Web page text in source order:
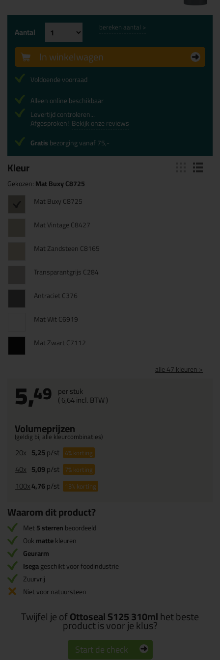
Kleur
Gekozen:Mat Buxy C8725
Mat Buxy C8725
Mat Vintage C8427
Mat Zandsteen C8165
Transparantgrijs C284
Antraciet C376
Mat Wit C6919
Mat Zwart C7112
alle 47 kleuren >
5,49 per stuk
(6,64incl. BTW )
Volumeprijzen
(geldig bij alle kleurcombinaties)
20x 5,25p/st 4%korting
40x 5,09p/st 7%korting
100x4,76p/st 13%korting
Aantal bereken aantal >
In winkelwagen
Voldoende voorraad
Alleen online beschikbaar
Levertijd controleren...
Afgesproken! Bekijk onze reviews
Gratisbezorging vanaf 75,-
Waarom dit product?
Met5 sterrenbeoordeeld
Ookmattekleuren
Geurarm
Isegageschikt voor foodindustrie
Zuurvrij
Niet voor natuursteen
Twijfel je ofOttoseal S125 310mlhet beste
product is voor je klus?
Start de check